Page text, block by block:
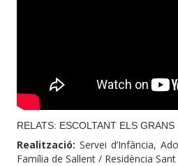
RELATS: ESCOLTANT ELS GRANS
Realització: Servei d’Infància,
Família de Sallent / Residència